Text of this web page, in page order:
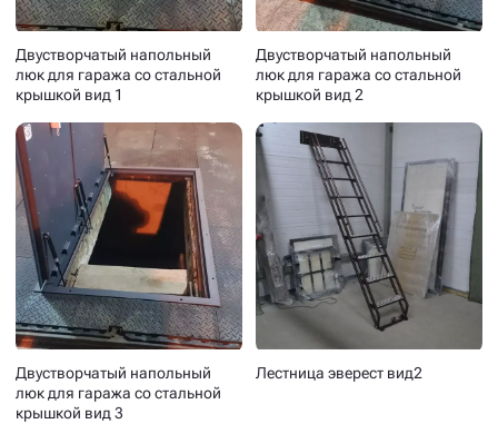
Двустворчатый напольный
люк для гаража со стальной
крышкой вид 1
Двустворчатый напольный
люк для гаража со стальной
крышкой вид 2
Двустворчатый напольный
люк для гаража со стальной
крышкой вид 3
Лестница эверест вид2